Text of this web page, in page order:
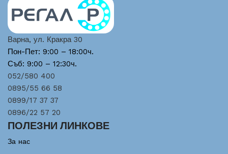
Варна, ул. Кракра 30
Пон-Пет: 9:00 – 18:00ч.
Съб: 9:00 – 12:30ч.
052/580 400
0895/55 66 58
0899/17 37 37
0896/22 57 20
ПОЛЕЗНИ ЛИНКОВЕ
За нас